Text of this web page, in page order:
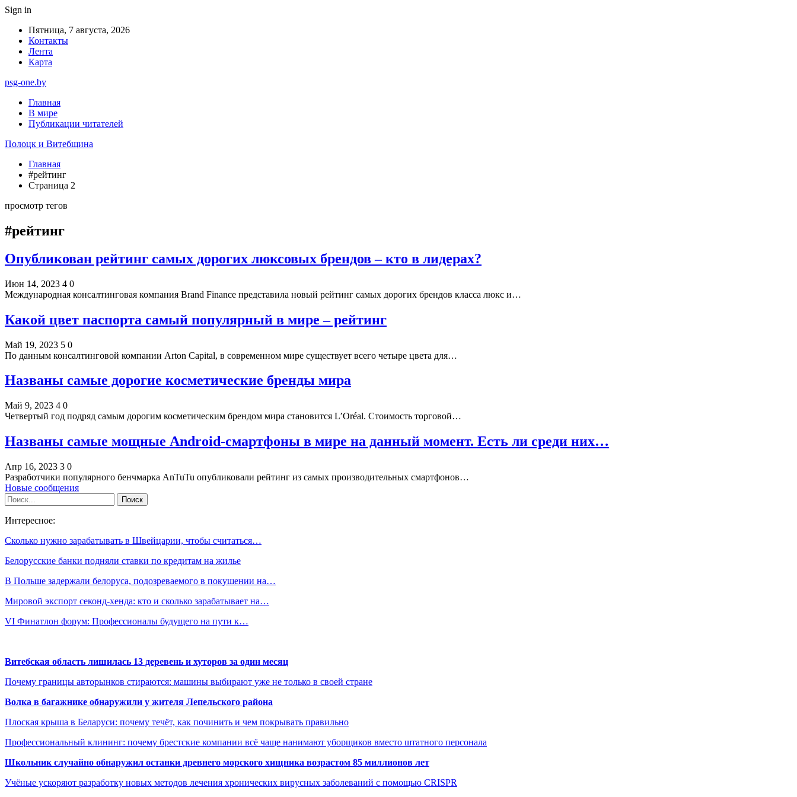
Sign in
Пятница, 7 августа, 2026
Контакты
Лента
Карта
psg-one.by
Главная
В мире
Публикации читателей
Полоцк и Витебщина
Главная
#рейтинг
Страница 2
просмотр тегов
#рейтинг
Опубликован рейтинг самых дорогих люксовых брендов – кто в лидерах?
Июн 14, 2023 4 0
Международная консалтинговая компания Brand Finance представила новый рейтинг самых дорогих брендов класса люкс и…
Какой цвет паспорта самый популярный в мире – рейтинг
Май 19, 2023 5 0
По данным консалтинговой компании Arton Capital, в современном мире существует всего четыре цвета для…
Названы самые дорогие косметические бренды мира
Май 9, 2023 4 0
Четвертый год подряд самым дорогим косметическим брендом мира становится L’Oréal. Стоимость торговой…
Названы самые мощные Android-смартфоны в мире на данный момент. Есть ли среди них…
Апр 16, 2023 3 0
Разработчики популярного бенчмарка AnTuTu опубликовали рейтинг из самых производительных смартфонов…
Новые сообщения
Интересное:
Сколько нужно зарабатывать в Швейцарии, чтобы считаться…
Белорусские банки подняли ставки по кредитам на жилье
В Польше задержали белоруса, подозреваемого в покушении на…
Мировой экспорт секонд-хенда: кто и сколько зарабатывает на…
VI Финатлон форум: Профессионалы будущего на пути к…
Витебская область лишилась 13 деревень и хуторов за один месяц
Почему границы авторынков стираются: машины выбирают уже не только в своей стране
Волка в багажнике обнаружили у жителя Лепельского района
Плоская крыша в Беларуси: почему течёт, как починить и чем покрывать правильно
Профессиональный клининг: почему брестские компании всё чаще нанимают уборщиков вместо штатного персонала
Школьник случайно обнаружил останки древнего морского хищника возрастом 85 миллионов лет
Учёные ускоряют разработку новых методов лечения хронических вирусных заболеваний с помощью CRISPR